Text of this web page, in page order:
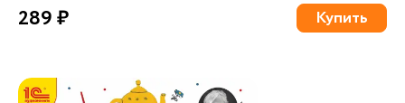
289 ₽ Купить